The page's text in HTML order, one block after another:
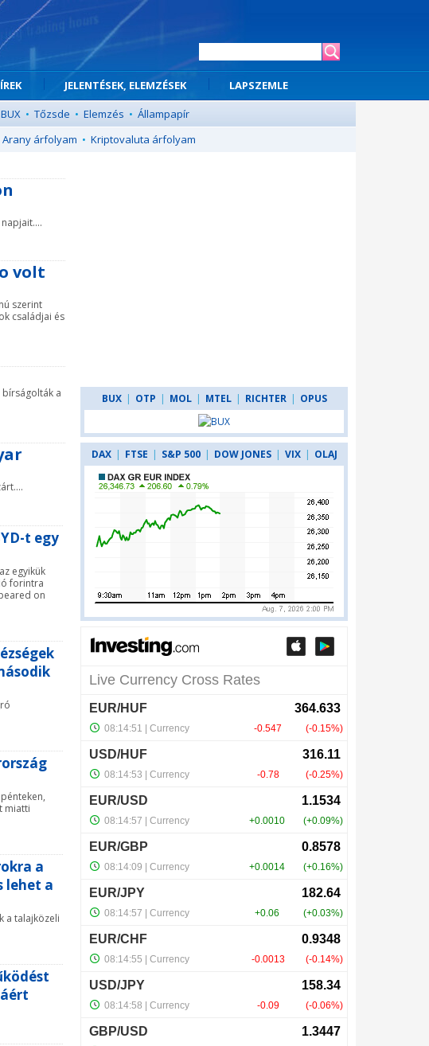
JELENTÉSEK, ELEMZÉSEK
LAPSZEMLE
BUX • Tőzsde • Elemzés • Állampapír
Arany árfolyam • Kriptovaluta árfolyam
volt
szerint
családjai és
bírságolták a
t egy
egyikük
forintra
on
miatti
a
lehet a
a talajközeli
BUX | OTP | MOL | MTEL | RICHTER | OPUS
DAX | FTSE | S&P 500 | DOW JONES | VIX | OLAJ